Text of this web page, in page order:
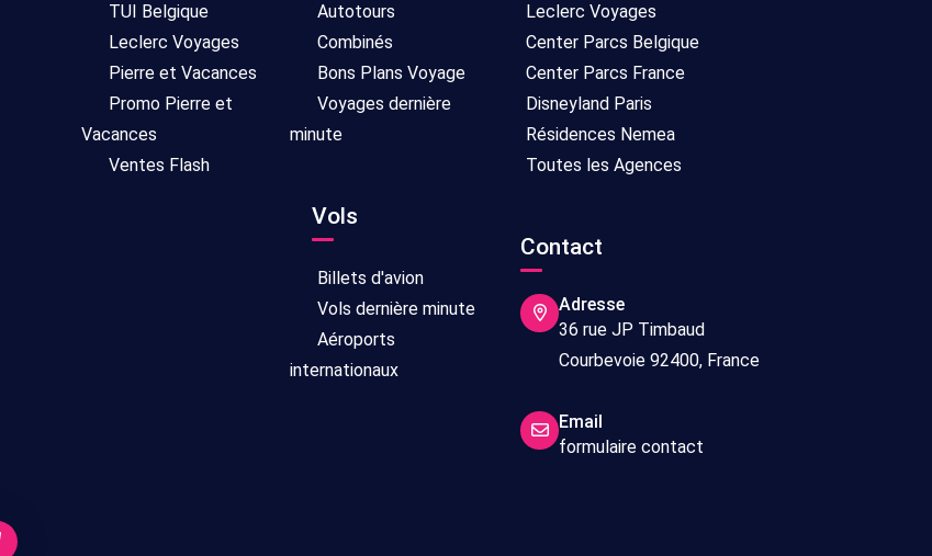
TUI Belgique
Leclerc Voyages
Pierre et Vacances
Promo Pierre et
Vacances
Ventes Flash
Autotours
Combinés
Bons Plans Voyage
Voyages dernière
minute
Vols
Billets d'avion
Vols dernière minute
Aéroports
internationaux
Leclerc Voyages
Center Parcs Belgique
Center Parcs France
Disneyland Paris
Résidences Nemea
Toutes les Agences
Contact
Adresse
36 rue JP Timbaud
Courbevoie 92400, France
Email
formulaire contact